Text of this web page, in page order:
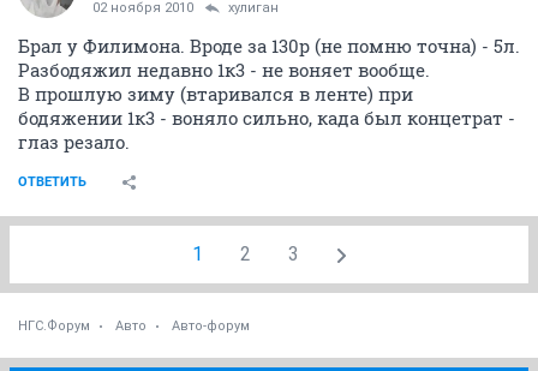
02 ноября 2010 хулиган
Брал у Филимона. Вроде за 130р (не помню точна) - 5л.
Разбодяжил недавно 1к3 - не воняет вообще.
В прошлую зиму (втаривался в ленте) при
бодяжении 1к3 - воняло сильно, када был концетрат -
глаз резало.
ОТВЕТИТЬ
1 2 3
НГС.Форум Авто Авто-форум